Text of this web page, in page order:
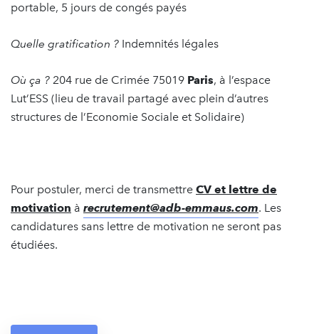
portable, 5 jours de congés payés
Quelle gratification ? Indemnités légales
Où ça ? 204 rue de Crimée 75019 Paris, à l’espace
Lut’ESS (lieu de travail partagé avec plein d’autres
structures de l’Economie Sociale et Solidaire)
Pour postuler, merci de transmettre CV et lettre de
motivation à recrutement@adb-emmaus.com. Les
candidatures sans lettre de motivation ne seront pas
étudiées.